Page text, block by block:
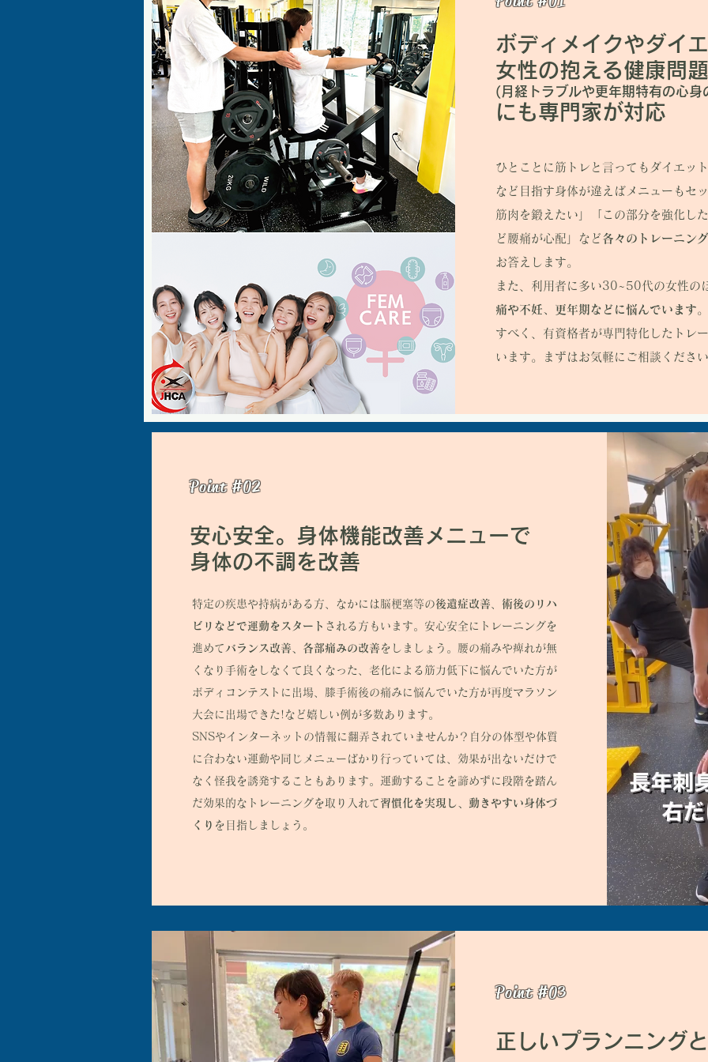
ボディメイクやダイ
女性の抱える健康問
(月経トラブルや更年期特有の心身
にも専門家が対応
ひとことに筋トレと言ってもダイエッ
など目指す身体が違えばメニューもセ
筋肉を鍛えたい」「この部分を強化し
ど腰痛が心配」など 各々のトレーニン
お答えします。
また、利用者に多い30~50代の女性の
痛や不妊、更年期などに悩んでいます
すべく、有資格者が専門特化したトレ
います。まずはお気軽にご相談くださ
​Point #02
安心安全。身体機能改善メニューで
身体の不調を改善
特定の疾患や持病がある方、なかには脳梗塞等の後遺症改善
術後のリハ
ビリなどで運動をスタート される方もいます。安心安全にトレーニングを
進めて バランス改善、各部痛みの改善 をしましょう。腰の痛みや痺れが無
くなり手術をしなくて良くなった、老化による筋力低下に悩んでいた方が
ボディ コンテストに出場、膝手術後の痛みに悩んでいた方が再度マラソン
大会に出場できた!など嬉しい例が多数あります。
SNSやインターネットの情報に翻弄されていませんか？自分の体型や体質
に合わない運動や同じメニューばかり行っていては、効果が出ないだけで
なく怪我を誘発することもあります。運動することを諦めずに段階を踏ん
だ効果的なトレーニングを取り入れて 習慣化を実現し、動きやすい身体づ
くり を目指しましょう。
​Point #03
正しいプランニング